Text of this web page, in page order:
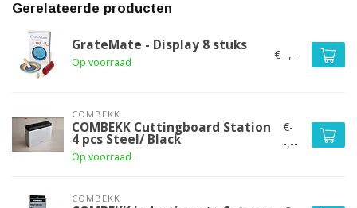
Gerelateerde producten
GrateMate - Display 8 stuks
Op voorraad
€--,--
COMBEKK
COMBEKK Cuttingboard Station
4 pcs Steel/ Black
Op voorraad
€-
-,--
COMBEKK